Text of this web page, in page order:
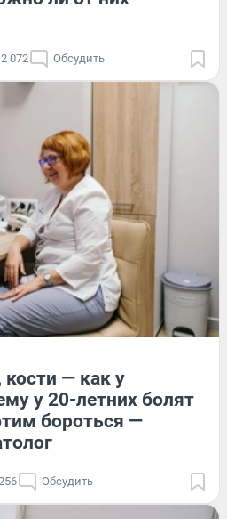
2 072 Обсудить
кости — как у
у 20-летних болят
бороться —
Обсудить